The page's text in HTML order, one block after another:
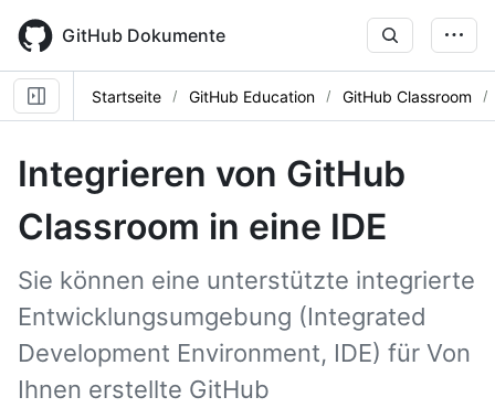
main
content
GitHub Dokumente
Startseite GitHub Education GitHub Classroom
Integrieren von GitHub
Classroom in eine IDE
Sie können eine unterstützte integrierte
Entwicklungsumgebung (Integrated
Development Environment, IDE) für Von
Ihnen erstellte GitHub